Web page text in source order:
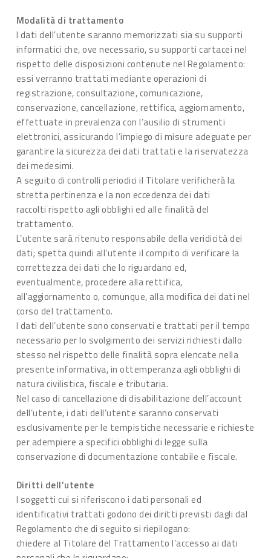
Modalità di trattamento
I dati dell’utente saranno memorizzati sia su supporti
informatici che, ove necessario, su supporti cartacei nel
rispetto delle disposizioni contenute nel Regolamento:
essi verranno trattati mediante operazioni di
registrazione, consultazione, comunicazione,
conservazione, cancellazione, rettifica, aggiornamento,
effettuate in prevalenza con l’ausilio di strumenti
elettronici, assicurando l’impiego di misure adeguate per
garantire la sicurezza dei dati trattati e la riservatezza
dei medesimi.
A seguito di controlli periodici il Titolare verificherà la
stretta pertinenza e la non eccedenza dei dati
raccolti rispetto agli obblighi ed alle finalità del
trattamento.
L’utente sarà ritenuto responsabile della veridicità dei
dati; spetta quindi all’utente il compito di verificare la
correttezza dei dati che lo riguardano ed,
eventualmente, procedere alla rettifica,
all’aggiornamento o, comunque, alla modifica dei dati nel
corso del trattamento.
I dati dell’utente sono conservati e trattati per il tempo
necessario per lo svolgimento dei servizi richiesti dallo
stesso nel rispetto delle finalità sopra elencate nella
presente informativa, in ottemperanza agli obblighi di
natura civilistica, fiscale e tributaria.
Nel caso di cancellazione di disabilitazione dell’account
dell’utente, i dati dell’utente saranno conservati
esclusivamente per le tempistiche necessarie e richieste
per adempiere a specifici obblighi di legge sulla
conservazione di documentazione contabile e fiscale.
Diritti dell’utente
I soggetti cui si riferiscono i dati personali ed
identificativi trattati godono dei diritti previsti dagli dal
Regolamento che di seguito si riepilogano:
chiedere al Titolare del Trattamento l’accesso ai dati